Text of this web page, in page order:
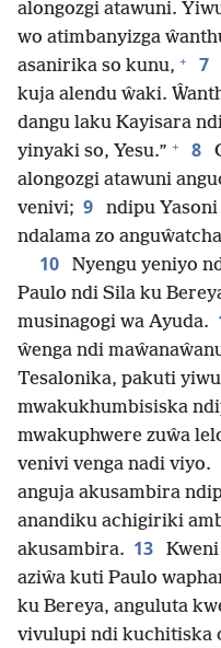
alongozgi atawuni.
wo atimbanyizga
asanirika so kunu, + 7
kuja alendu ŵaki.
dangu laku Kayisara
yinyaki so, Yesu.” + 8
alongozgi atawuni
venivi; 9
ndipu
ndalama zo
10
Nyengu yeniyo
Paulo ndi Sila ku
musinagogi wa Ayuda.
ŵenga ndi
Tesalonika, pakuti
mwakukhumbisiska
mwakuphwere zuŵa
venivi venga nadi viyo.
anguja akusambira
anandiku achigiriki
akusambira. 13
aziŵa kuti Paulo
ku Bereya, anguluta
vivulupi ndi kuchitiska